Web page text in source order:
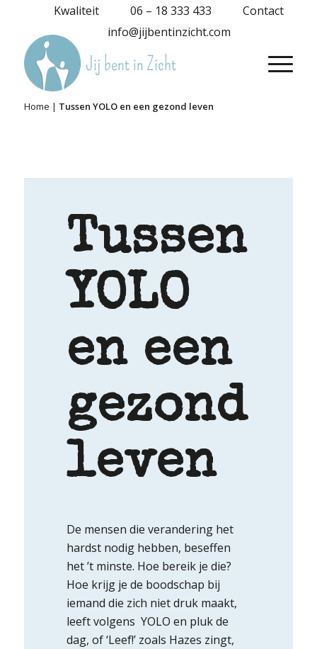
Kwaliteit 06 – 18 333 433
Contact
info@jijbentinzicht.com
Home | Tussen YOLO en een gezond leven
Tussen
YOLO
en een
gezond
leven
De mensen die verandering het
hardst nodig hebben, beseffen
het ’t minste. Hoe bereik je die?
Hoe krijg je de boodschap bij
iemand die zich niet druk maakt,
leeft volgens YOLO en pluk de
dag, of ‘Leef!’ zoals Hazes zingt,